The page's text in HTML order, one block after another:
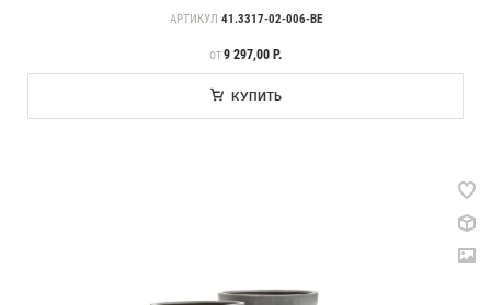
АРТИКУЛ 41.3317-02-006-BE
ЦЕНА
ОТ9 297,00 Р.
КУПИТЬ